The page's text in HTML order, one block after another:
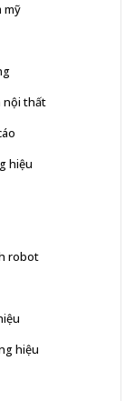
mỹ
nội thất
hiệu
robot
hiệu